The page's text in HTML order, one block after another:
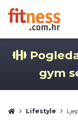
gym
Lifestyle